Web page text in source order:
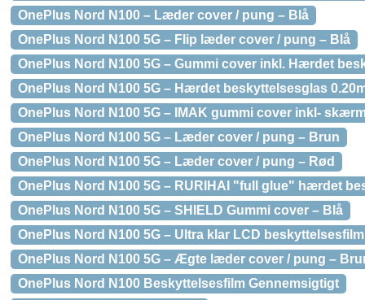
OnePlus Nord N100 – Læder cover / pung – Blå
OnePlus Nord N100 5G – Flip læder cover / pung – Blå
OnePlus Nord N100 5G – Gummi cover inkl. Hærdet
OnePlus Nord N100 5G – Hærdet beskyttelsesglas
OnePlus Nord N100 5G – IMAK gummi cover inkl-
OnePlus Nord N100 5G – Læder cover / pung – Brun
OnePlus Nord N100 5G – Læder cover / pung – Rød
OnePlus Nord N100 5G – RURIHAI "full glue" hærdet
OnePlus Nord N100 5G – SHIELD Gummi cover – Blå
OnePlus Nord N100 5G – Ultra klar LCD beskyttelsesfilm
OnePlus Nord N100 5G – Ægte læder cover / pung –
OnePlus Nord N100 Beskyttelsesfilm Gennemsigtigt